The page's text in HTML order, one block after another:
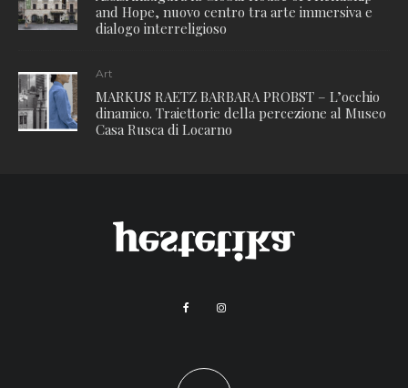
and Hope, nuovo centro tra arte immersiva e
dialogo interreligioso
Art
MARKUS RAETZ BARBARA PROBST – L’occhio
dinamico. Traiettorie della percezione al Museo
Casa Rusca di Locarno